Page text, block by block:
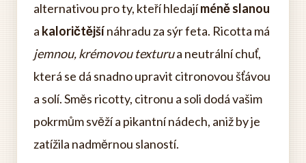
alternativou pro ty, kteří hledajíméně slanou
a kaloričtějšínáhradu za sýr feta. Ricotta má
jemnou, krémovou texturua neutrální chuť,
která se dá snadno upravit citronovou šťávou
a solí. Směs ricotty, citronu a soli dodá vašim
pokrmům svěží a pikantní nádech, aniž by je
zatížila nadměrnou slaností.